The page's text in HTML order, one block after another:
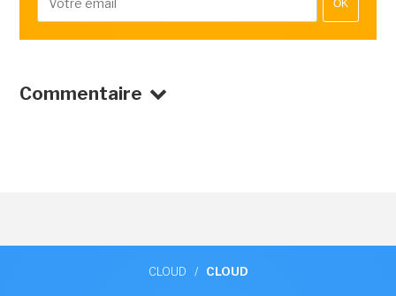
OK
Commentaire
CLOUD / CLOUD